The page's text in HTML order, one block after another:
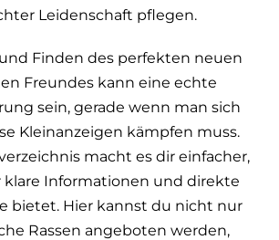
Leidenschaft pflegen.
Finden des perfekten neuen
Freundes kann eine echte
sein, gerade wenn man sich
Kleinanzeigen kämpfen muss.
macht es dir einfacher,
klare Informationen und direkte
bietet. Hier kannst du nicht nur
Rassen angeboten werden,